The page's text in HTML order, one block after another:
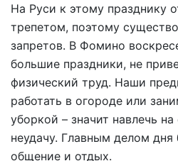
На Руси к этому празднику
трепетом, поэтому
запретов. В Фомино
большие праздники, не
физический труд. Наши
работать в огороде или
уборкой – значит навлечь
неудачу. Главным делом дня
общение и отдых.